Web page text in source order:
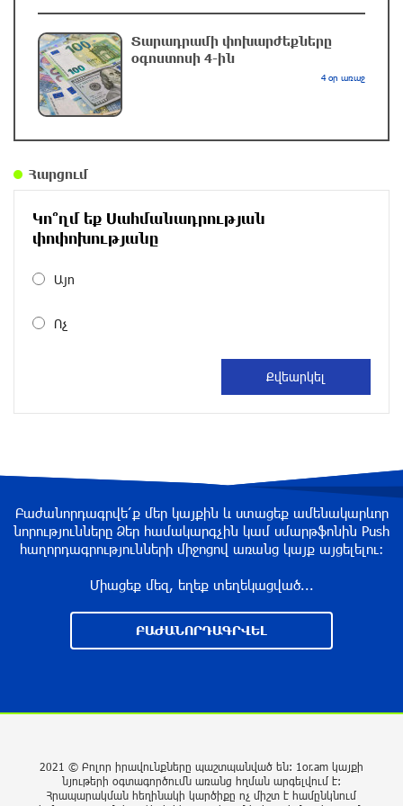
ճանապարհ, ոչ թե խոչընդոտ»
Տեղի է ունեցել Գառնիի ճակատամարտը.
Սև ծովից մոտենում է ցիկլոն, որը կբերի
զովություն և խոնավություն․ Գագիկ
Սուրենյան (տեսանյութ)
Ռուսաստանը խմբային հարվածներ է հասցրել
Ուկրաինային
(լուսանկար)
3 ժամ առաջ
Տարադրամի փոխարժեքները
օգոստոսի 4-ին
4 օր առաջ
Հարցում
Կո՞ղմ եք Սահմանադրության
փոփոխությանը
Այո
Ոչ
Բաժանորդագրվե՛ք մեր կայքին և ստացեք ամենակարևոր
նորությունները Ձեր համակարգչին կամ սմարթֆոնին Push
հաղորդագրությունների միջոցով առանց կայք այցելելու։
Միացեք մեզ, եղեք տեղեկացված...
ԲԱԺԱՆՈՐԴԱԳՐՎԵԼ
2021 © Բոլոր իրավունքները պաշտպանված են: 1or.am կայքի
նյութերի օգտագործումն առանց հղման արգելվում է:
Հրապարակման հեղինակի կարծիքը ոչ միշտ է համընկնում